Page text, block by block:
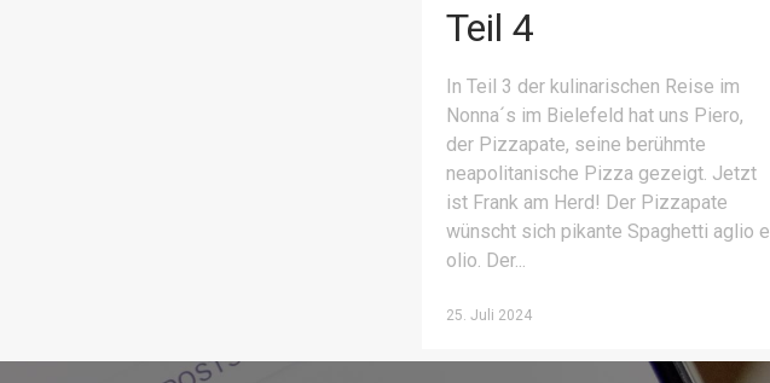
Teil 4
In Teil 3 der kulinarischen Reise im
Nonna´s im Bielefeld hat uns Piero,
der Pizzapate, seine berühmte
neapolitanische Pizza gezeigt. Jetzt
ist Frank am Herd! Der Pizzapate
wünscht sich pikante Spaghetti aglio e
olio. Der
25. Juli 2024